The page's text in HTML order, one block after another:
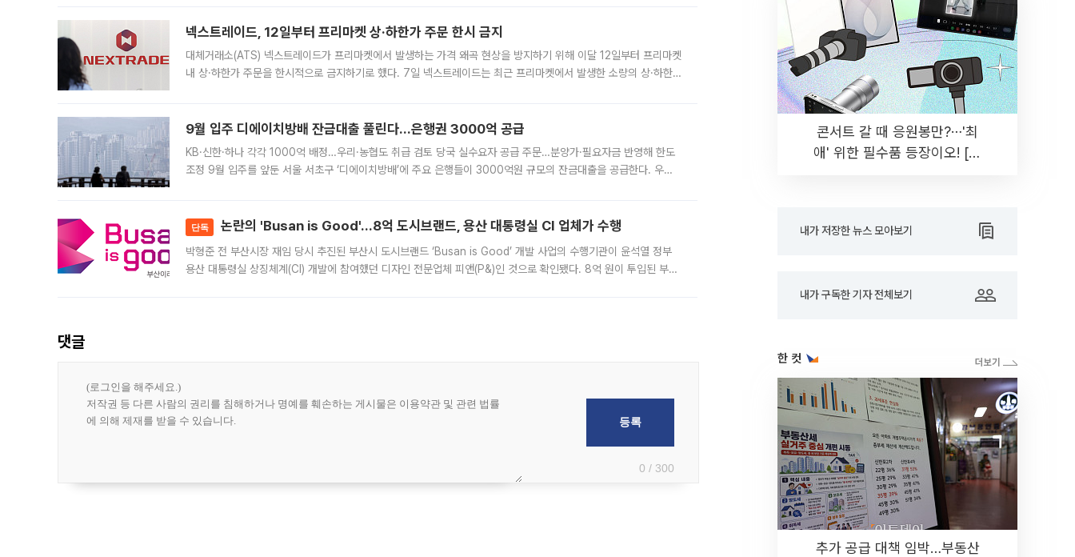
넥스트레이드, 12일부터 프리마켓 상·하한가 주문 한시 금지
대체거래소(ATS) 넥스트레이드가 프리마켓에서 발생하는 가격 왜곡 현상을 방지하기 위해 이달 12일부터 프리마켓
내 상·하한가 주문을 한시적으로 금지하기로 했다. 7일 넥스트레이드는 최근 프리마켓에서 발생한 소량의 상·하한
9월 입주 디에이치방배 잔금대출 풀린다…은행권 3000억 공급
KB·신한·하나 각각 1000억 배정…우리·농협도 취급 검토 당국 실수요자 공급 주문…분양가·필요자금 반영해 한도
조정 9월 입주를 앞둔 서울 서초구 ‘디에이치방배’에 주요 은행들이 3000억원 규모의 잔금대출을 공급한다. 우리
단독 논란의 'Busan is Good'…8억 도시브랜드, 용산 대통령실 CI 업체가 수행
박형준 전 부산시장 재임 당시 추진된 부산시 도시브랜드 ‘Busan is Good’ 개발 사업의 수행기관이 윤석열 정부
용산 대통령실 상징체계(CI) 개발에 참여했던 디자인 전문업체 피앤(P&)인 것으로 확인됐다. 8억 원이 투입된 부산
댓글
0 / 300
콘서트 갈 때 응원봉만?⋯'최
애' 위한 필수품 등장이오! [솔
내가 저장한 뉴스 모아보기
내가 구독한 기자 전체보기
한 컷
추가 공급 대책 임박…부동산